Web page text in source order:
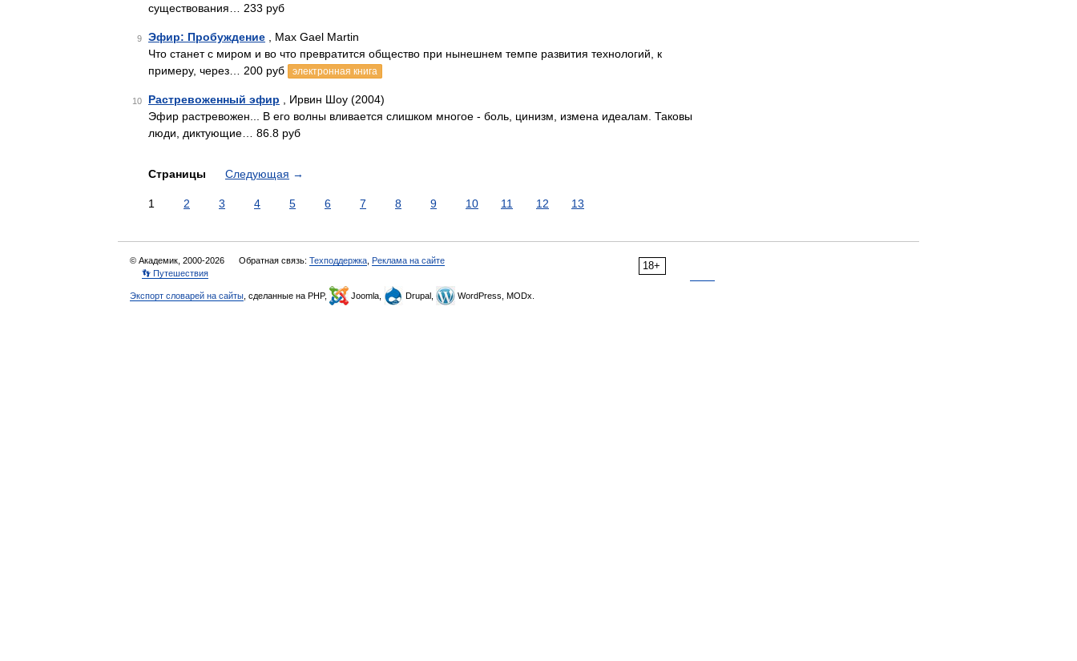
существования… 233 руб
9 Эфир: Пробуждение , Max Gael Martin
Что станет с миром и во что превратится общество при нынешнем темпе развития технологий, к
примеру, через… 200 руб
электронная книга
10 Растревоженный эфир , Ирвин Шоу (2004)
Эфир растревожен... В его волны вливается слишком многое - боль, цинизм, измена идеалам. Таковы
люди, диктующие… 86.8 руб
Страницы Следующая →
1 2 3 4 5 6 7 8 9 10 11 12 13
18+
© Академик, 2000-2026 Обратная связь: Техподдержка Реклама на сайте
👣 Путешествия
Экспорт словарей на сайты , сделанные на PHP, Joomla, Drupal, WordPress, MODx.